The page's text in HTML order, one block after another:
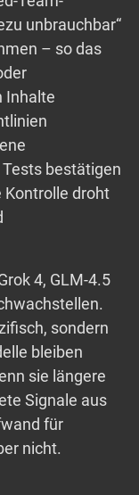
unbrauchbar“
– so das
Inhalte
bestätigen
Kontrolle droht
4, GLM-4.5
sondern
bleiben
sie längere
Signale aus
für
nicht.